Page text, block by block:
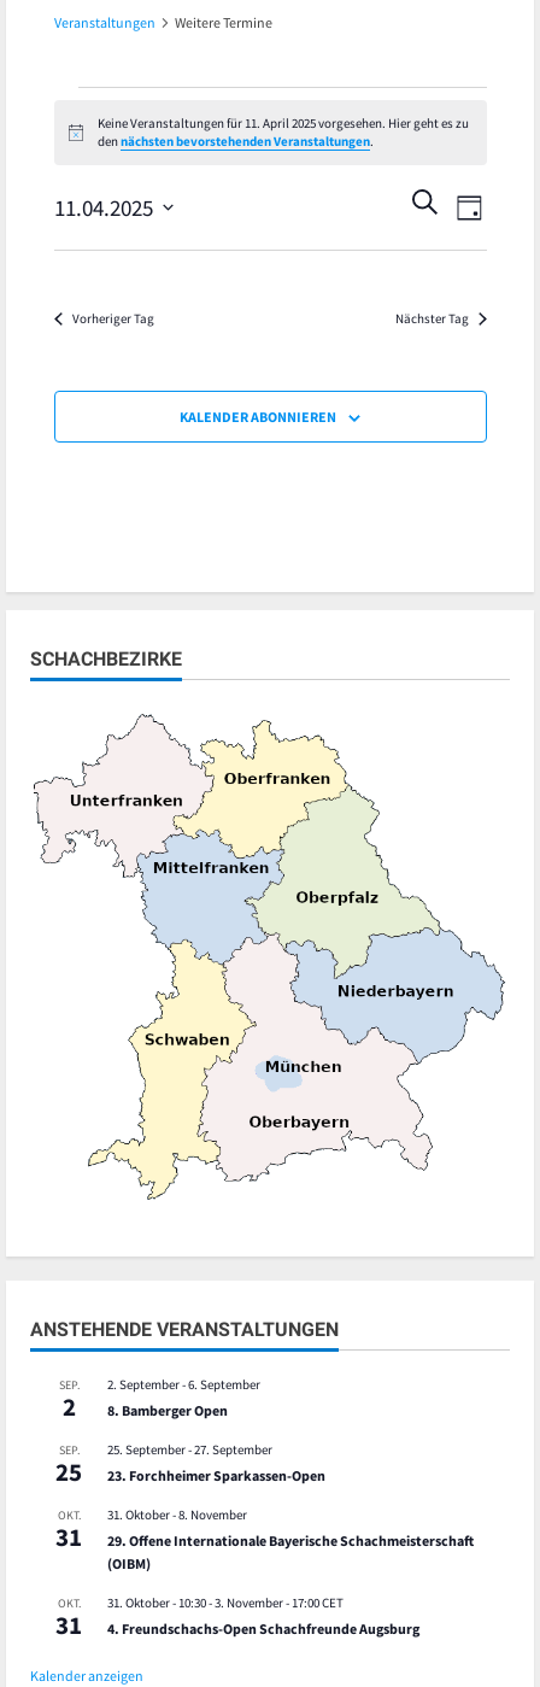
Veranstaltungen Weitere Termine
Veranstaltungen
11.
April
2025
Hinweis
Keine Veranstaltungen für 11. April 2025 vorgesehen. Hier geht es zu
dennächsten bevorstehenden Veranstaltungen.
Suche
und
SUCHE
TAG
11.04.2025
Datum
Vorheriger Tag Nächster Tag
KALENDER ABONNIEREN
SCHACHBEZIRKE
ANSTEHENDE VERANSTALTUNGEN
SEP.
2
2. September-6. September
8. Bamberger Open
SEP.
25
25. September-27. September
23. Forchheimer Sparkassen-Open
OKT.
31
31. Oktober-8. November
29. Offene Internationale Bayerische Schachmeisterschaft
(OIBM)
OKT.
31
31. Oktober - 10:30-3. November - 17:00CET
4. Freundschachs-Open Schachfreunde Augsburg
Kalender anzeigen